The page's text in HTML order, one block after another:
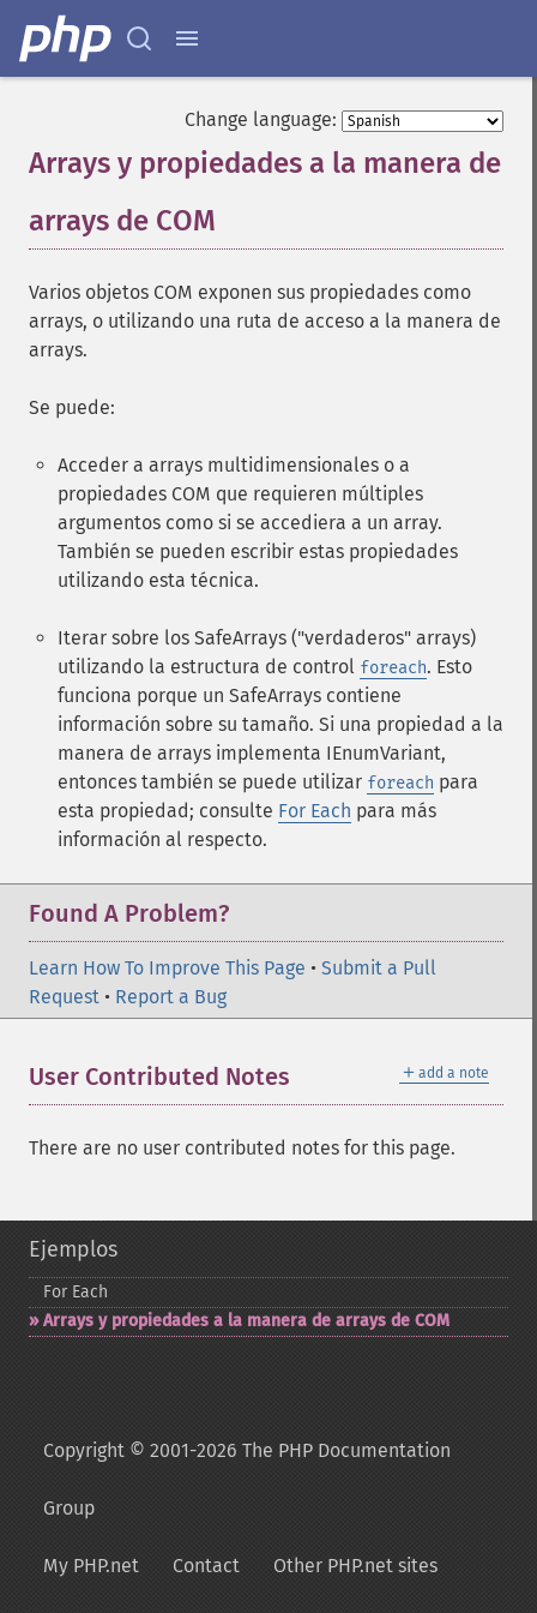
Change language:
Arrays y propiedades a la manera de
arrays de COM
Varios objetos COM exponen sus propiedades como
arrays, o utilizando una ruta de acceso a la manera de
arrays.
Se puede:
Acceder a arrays multidimensionales o a
propiedades COM que requieren múltiples
argumentos como si se accediera a un array.
También se pueden escribir estas propiedades
utilizando esta técnica.
Iterar sobre los SafeArrays ("verdaderos" arrays)
utilizando la estructura de control foreach. Esto
funciona porque un SafeArrays contiene
información sobre su tamaño. Si una propiedad a la
manera de arrays implementa IEnumVariant,
entonces también se puede utilizar foreach para
esta propiedad; consulte For Each para más
información al respecto.
Found A Problem?
Learn How To Improve This Page • Submit a Pull
Request • Report a Bug
＋ add a note
User Contributed Notes
There are no user contributed notes for this page.
Ejemplos
For Each
Arrays y propiedades a la manera de arrays de COM
Copyright © 2001-2026 The PHP Documentation
Group
My PHP.net Contact Other PHP.net sites